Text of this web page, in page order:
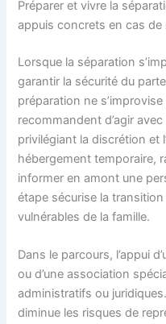
Préparer et vivre la
appuis concrets en cas de
Lorsque la séparation
garantir la sécurité du
préparation ne
recommandent d’agir
privilégiant la discrétion et
hébergement temporaire,
informer en amont une
étape sécurise la
vulnérables de la famille.
Dans le parcours, l’appui
ou d’une association
administratifs ou
diminue les risques de